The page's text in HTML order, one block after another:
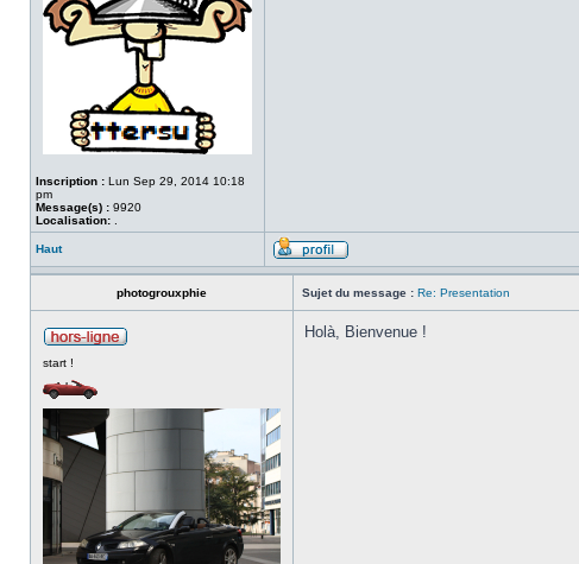
Inscription : Lun Sep 29, 2014 10:18
pm
Message(s) : 9920
Localisation:
Haut
photogrouxphie Sujet du message : Re: Presentation
start !
Holà, Bienvenue !